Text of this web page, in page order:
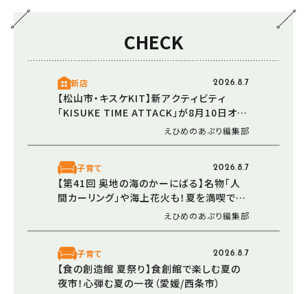
CHECK
新店 2026.8.7
【松山市・キスケKIT】新アクティビティ
「KISUKE TIME ATTACK」が8月10日オー
プン！ 走る・登る・くぐる――全身で障害物に挑
えひめのあぷり編集部
子育て 2026.8.7
【第41回 奥地の海のかーにばる】名物「人
間カーリング」や海上花火も！夏を満喫でき
る恒例イベント（愛媛/西予市）えひめのあぷり編集部
子育て 2026.8.7
【食の創造館 夏祭り】食創館で楽しむ夏の
夜市！心弾む夏の一夜（愛媛/西条市）